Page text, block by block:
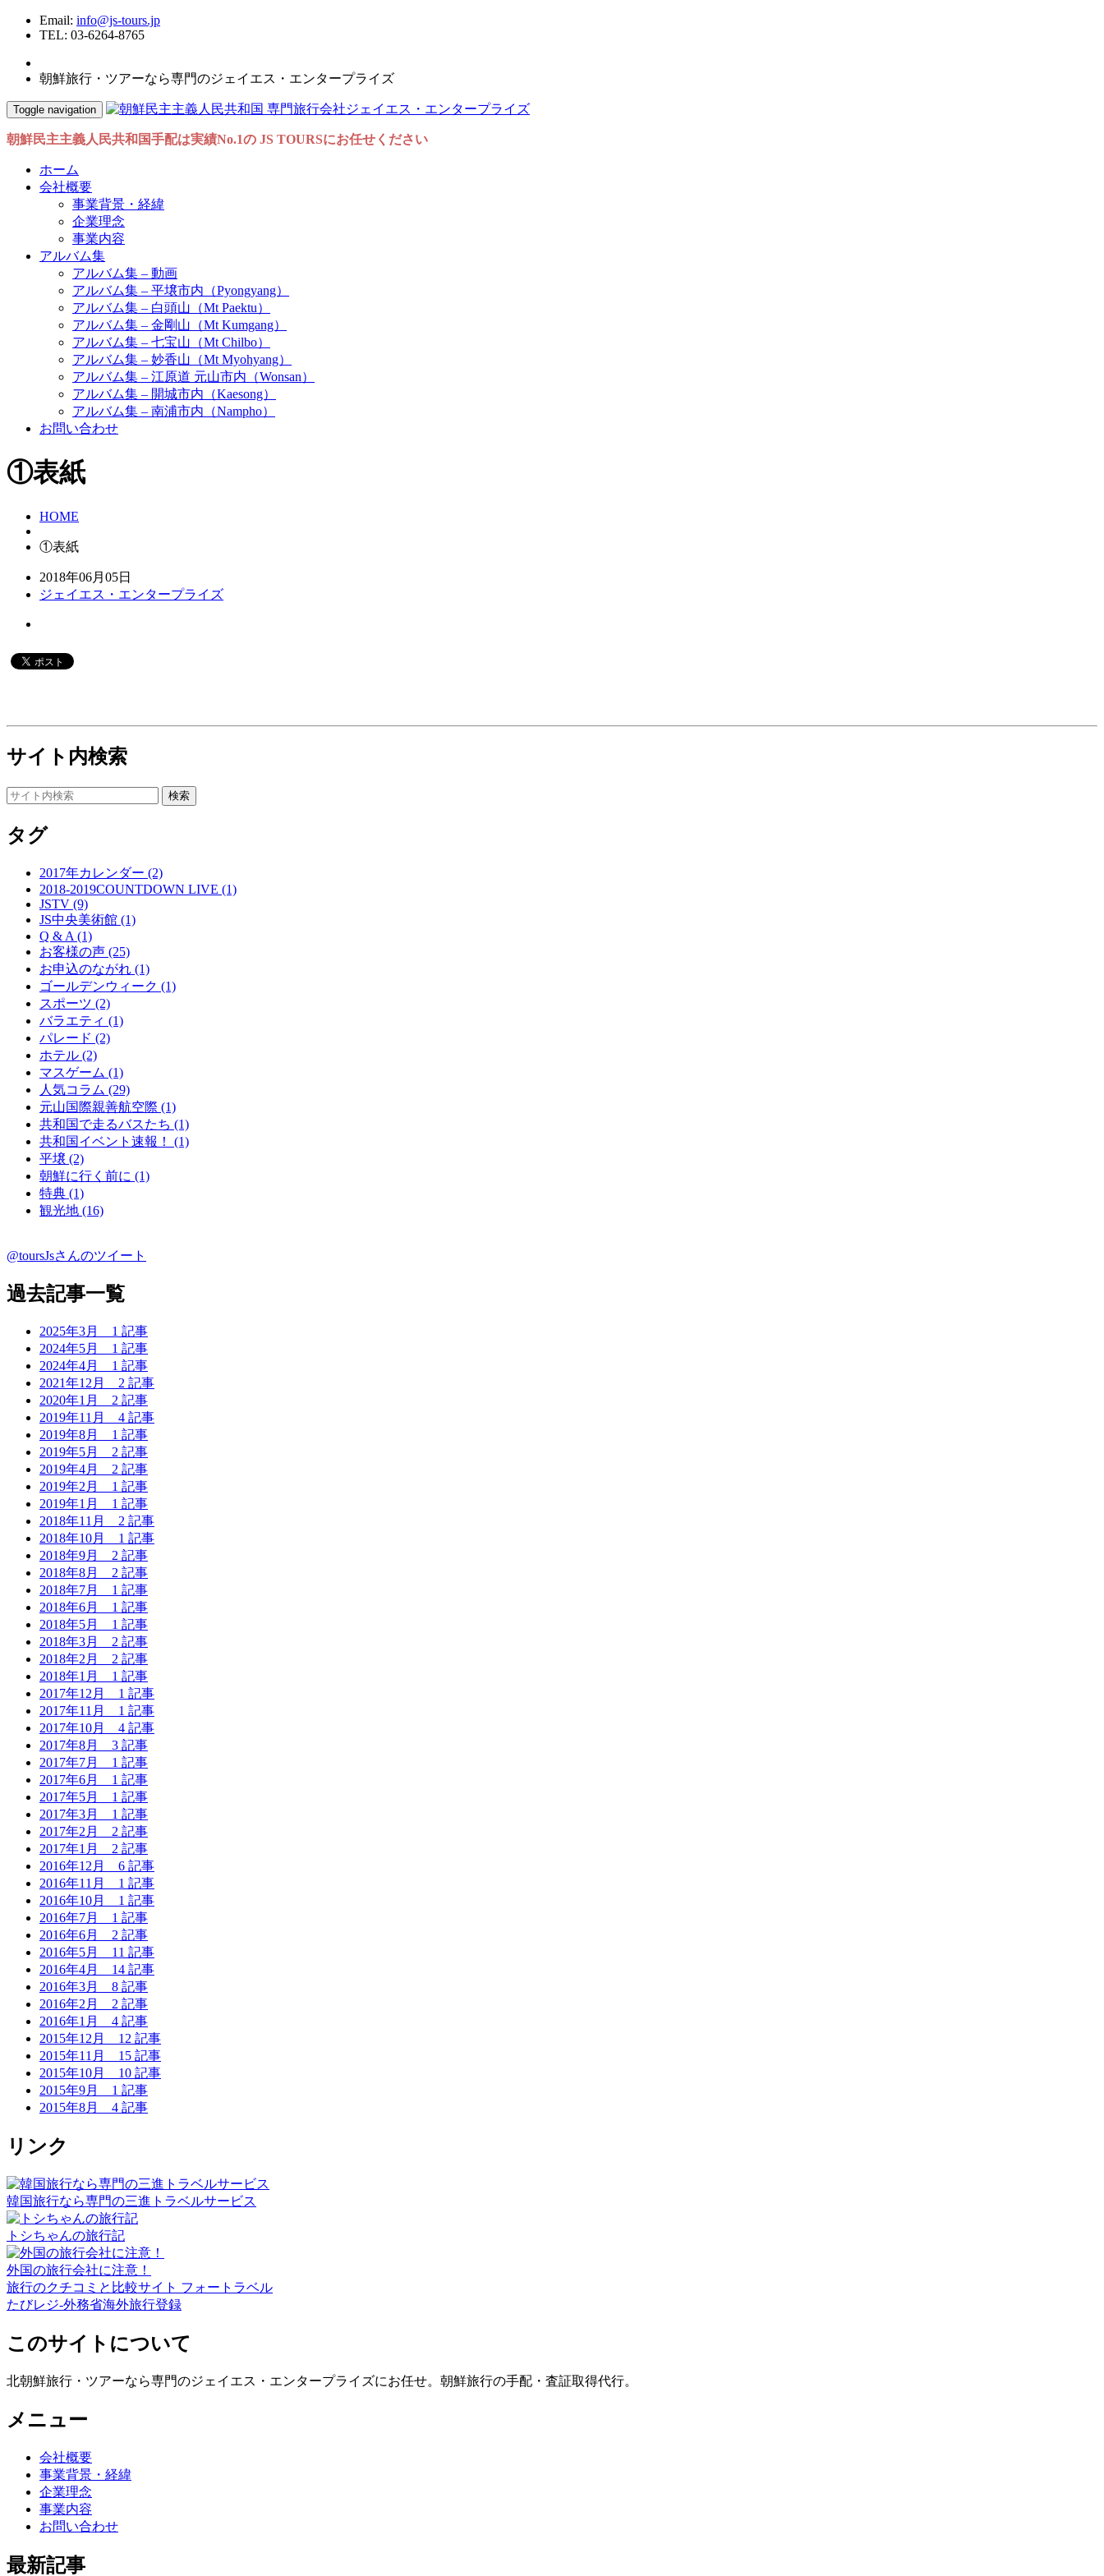
Email: info@js-tours.jp
TEL: 03-6264-8765
朝鮮旅行・ツアーなら専門のジェイエス・エンタープライズ
Toggle navigation
朝鮮民主主義人民共和国手配は実績No.1の JS TOURSにお任せください
ホーム
会社概要
事業背景・経緯
企業理念
事業内容
アルバム集
アルバム集 – 動画
アルバム集 – 平壌市内（Pyongyang）
アルバム集 – 白頭山（Mt Paektu）
アルバム集 – 金剛山（Mt Kumgang）
アルバム集 – 七宝山（Mt Chilbo）
アルバム集 – 妙香山（Mt Myohyang）
アルバム集 – 江原道 元山市内（Wonsan）
アルバム集 – 開城市内（Kaesong）
アルバム集 – 南浦市内（Nampho）
お問い合わせ
①表紙
HOME
①表紙
2018年06月05日
ジェイエス・エンタープライズ
サイト内検索
タグ
2017年カレンダー (2)
2018-2019COUNTDOWN LIVE (1)
JSTV (9)
JS中央美術館 (1)
Q & A (1)
お客様の声 (25)
お申込のながれ (1)
ゴールデンウィーク (1)
スポーツ (2)
バラエティ (1)
パレード (2)
ホテル (2)
マスゲーム (1)
人気コラム (29)
元山国際親善航空際 (1)
共和国で走るバスたち (1)
共和国イベント速報！ (1)
平壌 (2)
朝鮮に行く前に (1)
特典 (1)
観光地 (16)
@toursJsさんのツイート
過去記事一覧
2025年3月 1 記事
2024年5月 1 記事
2024年4月 1 記事
2021年12月 2 記事
2020年1月 2 記事
2019年11月 4 記事
2019年8月 1 記事
2019年5月 2 記事
2019年4月 2 記事
2019年2月 1 記事
2019年1月 1 記事
2018年11月 2 記事
2018年10月 1 記事
2018年9月 2 記事
2018年8月 2 記事
2018年7月 1 記事
2018年6月 1 記事
2018年5月 1 記事
2018年3月 2 記事
2018年2月 2 記事
2018年1月 1 記事
2017年12月 1 記事
2017年11月 1 記事
2017年10月 4 記事
2017年8月 3 記事
2017年7月 1 記事
2017年6月 1 記事
2017年5月 1 記事
2017年3月 1 記事
2017年2月 2 記事
2017年1月 2 記事
2016年12月 6 記事
2016年11月 1 記事
2016年10月 1 記事
2016年7月 1 記事
2016年6月 2 記事
2016年5月 11 記事
2016年4月 14 記事
2016年3月 8 記事
2016年2月 2 記事
2016年1月 4 記事
2015年12月 12 記事
2015年11月 15 記事
2015年10月 10 記事
2015年9月 1 記事
2015年8月 4 記事
リンク
韓国旅行なら専門の三進トラベルサービス
トシちゃんの旅行記
外国の旅行会社に注意！
旅行のクチコミと比較サイト フォートラベル
たびレジ-外務省海外旅行登録
このサイトについて
北朝鮮旅行・ツアーなら専門のジェイエス・エンタープライズにお任せ。朝鮮旅行の手配・査証取得代行。
メニュー
会社概要
事業背景・経緯
企業理念
事業内容
お問い合わせ
最新記事